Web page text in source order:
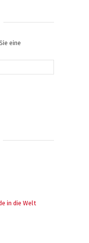
eine
in die Welt